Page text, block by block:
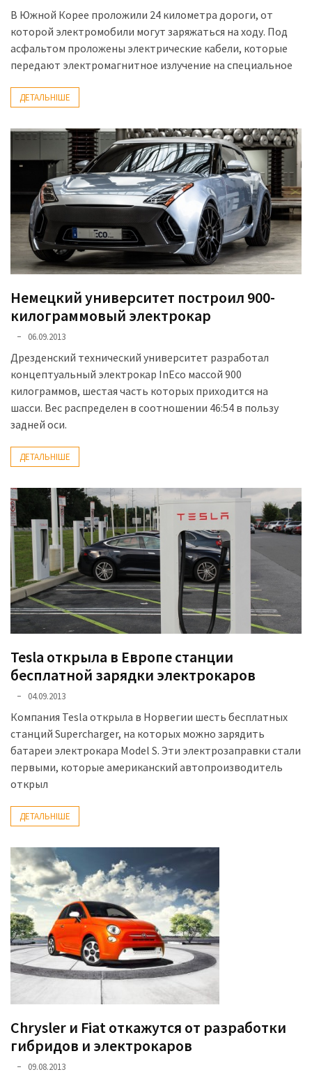
В Южной Корее проложили 24 километра дороги, от
которой электромобили могут заряжаться на ходу. Под
асфальтом проложены электрические кабели, которые
передают электромагнитное излучение на специальное
ДЕТАЛЬНІШЕ
Немецкий университет построил 900-
килограммовый электрокар
06.09.2013
Дрезденский технический университет разработал
концептуальный электрокар InEco массой 900
килограммов, шестая часть которых приходится на
шасси. Вес распределен в соотношении 46:54 в пользу
задней оси.
ДЕТАЛЬНІШЕ
Tesla открыла в Европе станции
бесплатной зарядки электрокаров
04.09.2013
Компания Tesla открыла в Норвегии шесть бесплатных
станций Supercharger, на которых можно зарядить
батареи электрокара Model S. Эти электрозаправки стали
первыми, которые американский автопроизводитель
открыл
ДЕТАЛЬНІШЕ
Chrysler и Fiat откажутся от разработки
гибридов и электрокаров
09.08.2013